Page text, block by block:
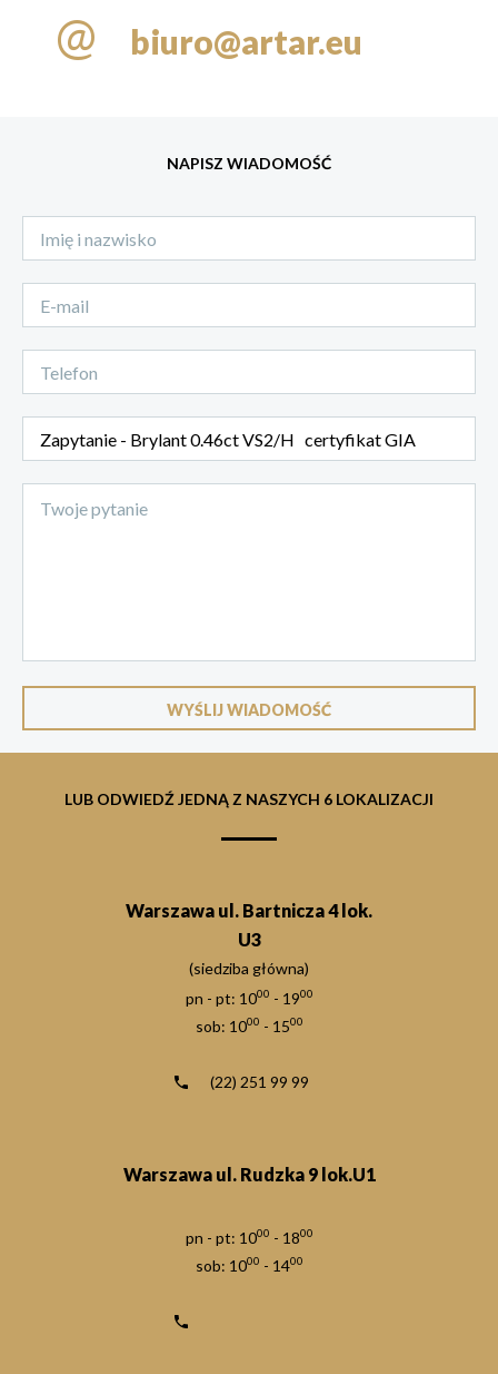
@ biuro@artar.eu
NAPISZ WIADOMOŚĆ
LUB ODWIEDŹ JEDNĄ Z NASZYCH 6 LOKALIZACJI
Warszawa ul. Bartnicza 4 lok.
U3
(siedziba główna)
pn - pt: 1000 - 1900
sob: 1000 - 1500
(22) 251 99 99
Warszawa ul. Rudzka 9 lok.U1
pn - pt: 1000 - 1800
sob: 1000 - 1400